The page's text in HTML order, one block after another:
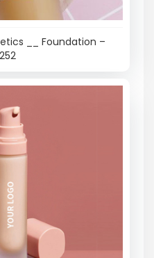
__ Foundation –